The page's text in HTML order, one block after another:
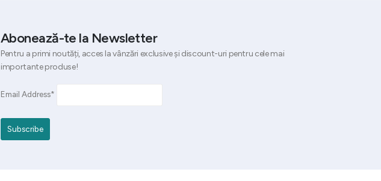
Abonează-te la Newsletter
Pentru a primi noutăți, acces la vânzări exclusive și discount-uri pentru cele mai
importante produse!
Email Address*